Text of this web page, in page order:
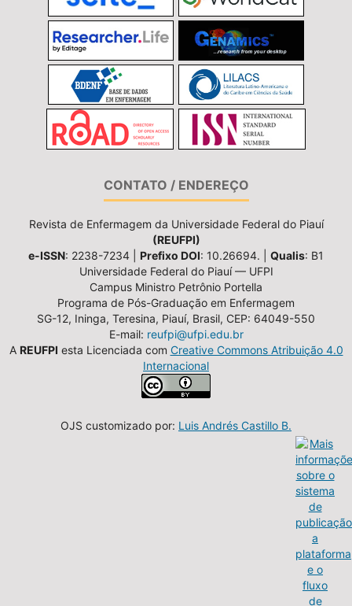
CONTATO / ENDEREÇO
Revista de Enfermagem da Universidade Federal do Piauí
(REUFPI)
e-ISSN: 2238-7234 | Prefixo DOI: 10.26694. | Qualis: B1
Universidade Federal do Piauí — UFPI
Campus Ministro Petrônio Portella
Programa de Pós-Graduação em Enfermagem
SG-12, Ininga, Teresina, Piauí, Brasil, CEP: 64049-550
E-mail: reufpi@ufpi.edu.br
A REUFPI esta Licenciada com Creative Commons Atribuição 4.0
Internacional
OJS customizado por: Luis Andrés Castillo B.